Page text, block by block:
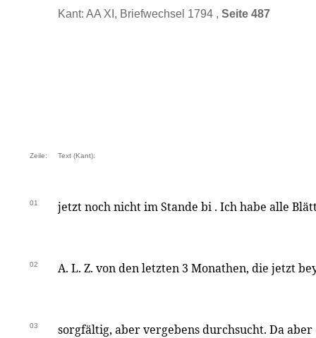
Kant: AA XI, Briefwechsel 1794 , Seite 487
Zeile: Text (Kant):
01 jetzt noch nicht im Stande bi . Ich habe alle
02 A. L. Z. von den letzten 3 Monathen, die jetzt
03 sorgfältig, aber vergebens durchsucht. Da aber